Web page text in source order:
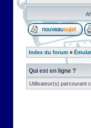
Index du forum »
Qui est en ligne ?
Utilisateur(s) parcourant